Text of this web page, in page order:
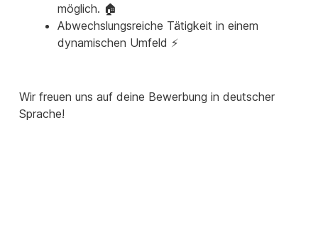
möglich. 🏠
Abwechslungsreiche Tätigkeit in einem
dynamischen Umfeld ⚡
Wir freuen uns auf deine Bewerbung in deutscher
Sprache!